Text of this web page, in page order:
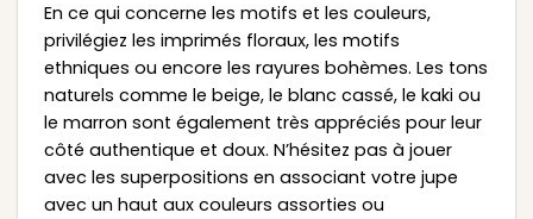
En ce qui concerne les motifs et les couleurs,
privilégiez les imprimés floraux, les motifs
ethniques ou encore les rayures bohèmes. Les tons
naturels comme le beige, le blanc cassé, le kaki ou
le marron sont également très appréciés pour leur
côté authentique et doux. N’hésitez pas à jouer
avec les superpositions en associant votre jupe
avec un haut aux couleurs assorties ou